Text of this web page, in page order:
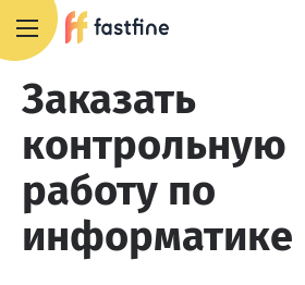
Заказать
контрольную
работу по
информатике